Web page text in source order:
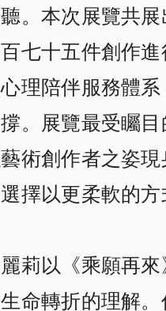
。本次展覽共
七十五件創作
理陪伴服務體
。展覽最受矚
術創作者之姿
擇以更柔軟的
莉以《乘願再
命轉折的理解